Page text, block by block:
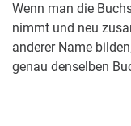
Wenn man die
nimmt und neu
anderer Name
genau denselben